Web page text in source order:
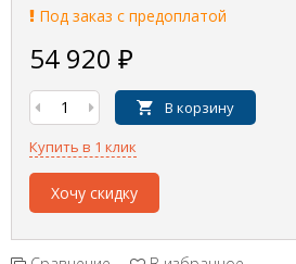
Под заказ с предоплатой
54 920 ₽
В корзину
Купить в 1 клик
Хочу скидку